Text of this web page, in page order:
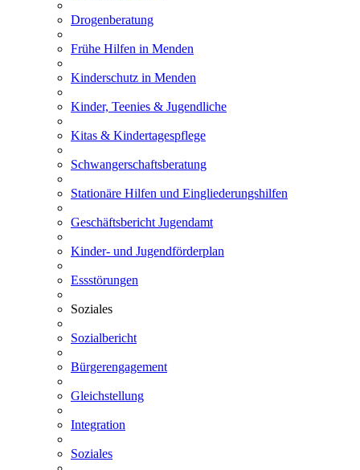
Drogenberatung
Frühe Hilfen in Menden
Kinderschutz in Menden
Kinder, Teenies & Jugendliche
Kitas & Kindertagespflege
Schwangerschaftsberatung
Stationäre Hilfen und Eingliederungshilfen
Geschäftsbericht Jugendamt
Kinder- und Jugendförderplan
Essstörungen
Soziales
Sozialbericht
Bürgerengagement
Gleichstellung
Integration
Soziales